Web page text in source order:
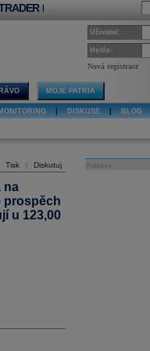
|
Uživatel:
Heslo:
Nová registrace
MOJE PATRIA
MONITORING DISKUSE BLOG
Tisk Diskutuj
na
prospěch
u 123,00
Reklama